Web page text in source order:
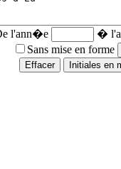
l'ann�e
�
Sans mise en forme